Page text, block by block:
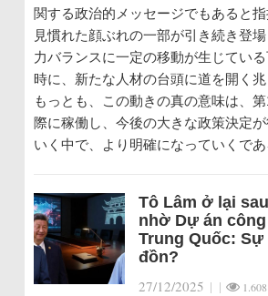
関する政治的メッセージでもあると
見慣れた顔ぶれの一部が引き続き登
力バランスに一定の移動が生じてい
時に、新たな人材の台頭に道を開く兆
もっとも、この動きの真の意味は、
際に稼働し、今後の大きな政策決定
いく中で、より明確になっていくであ
Tô Lâm ở lại
nhờ Dự án
Trung Quốc:
đồn?
27/12/2025 | | 1.608